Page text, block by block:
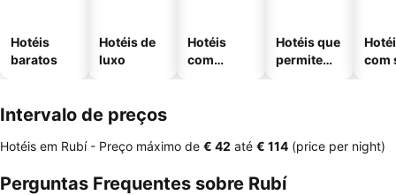
Hotéis
baratos
Hotéis de
luxo
Hotéis
com
Hotéis que
permitem
com
Intervalo de preços
Hotéis em Rubí - Preço máximo de ‎€ 42 até ‎€ 114 (price per night)
Perguntas Frequentes sobre Rubí